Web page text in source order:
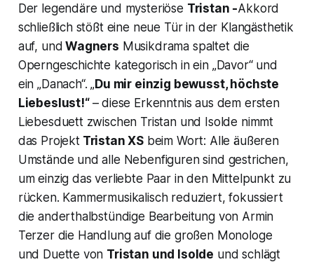
Der legendäre und mysteriöse Tristan -Akkord
schließlich stößt eine neue Tür in der Klangästhetik
auf, und Wagners Musikdrama spaltet die
Operngeschichte kategorisch in ein „Davor“ und
ein „Danach“. „Du mir einzig bewusst, höchste
Liebeslust!“ – diese Erkenntnis aus dem ersten
Liebesduett zwischen Tristan und Isolde nimmt
das ProjektTristan XSbeim Wort: Alle äußeren
Umstände und alle Nebenfiguren sind gestrichen,
um einzig das verliebte Paar in den Mittelpunkt zu
rücken. Kammermusikalisch reduziert, fokussiert
die anderthalbstündige Bearbeitung von Armin
Terzer die Handlung auf die großen Monologe
und Duette von Tristan und Isolde und schlägt